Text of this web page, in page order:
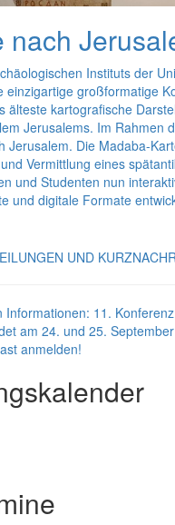
nach
Instituts der
einzigartige großformatige
älteste kartografische
Jerusalems. Im Rahmen
Jerusalem. Die Madaba-
Vermittlung eines
und Studenten nun
und digitale Formate
UND